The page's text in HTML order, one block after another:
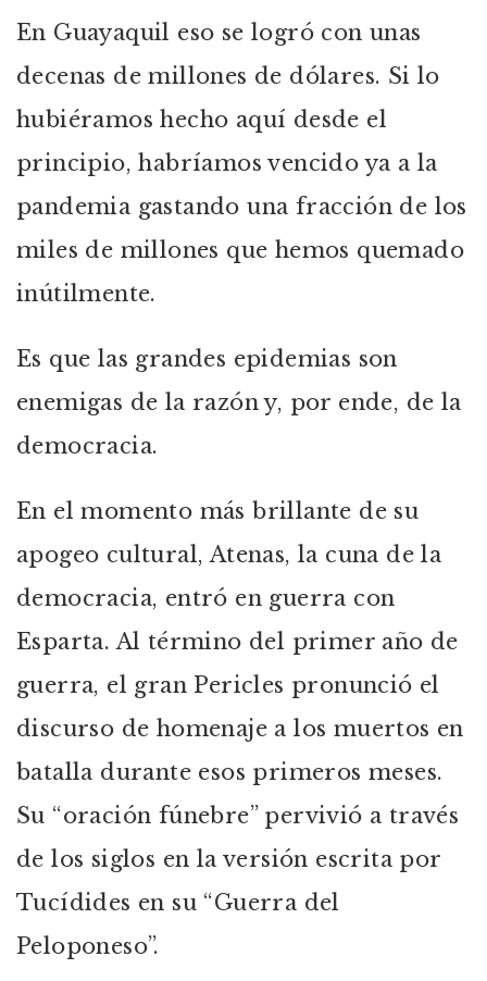
En Guayaquil eso se logró con unas
decenas de millones de dólares. Si lo
hubiéramos hecho aquí desde el
principio, habríamos vencido ya a la
pandemia gastando una fracción de los
miles de millones que hemos quemado
inútilmente.
Es que las grandes epidemias son
enemigas de la razón y, por ende, de la
democracia.
En el momento más brillante de su
apogeo cultural, Atenas, la cuna de la
democracia, entró en guerra con
Esparta. Al término del primer año de
guerra, el gran Pericles pronunció el
discurso de homenaje a los muertos en
batalla durante esos primeros meses.
Su “oración fúnebre” pervivió a través
de los siglos en la versión escrita por
Tucídides en su “Guerra del
Peloponeso”.